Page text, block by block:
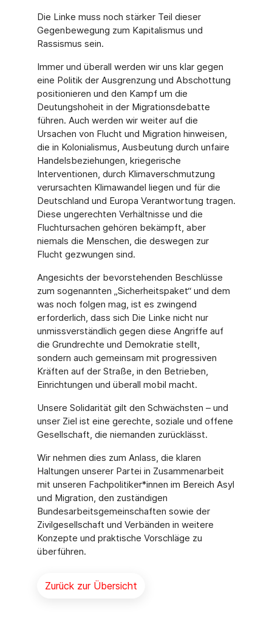
Die Linke muss noch stärker Teil dieser
Gegenbewegung zum Kapitalismus und
Rassismus sein.
Immer und überall werden wir uns klar gegen
eine Politik der Ausgrenzung und Abschottung
positionieren und den Kampf um die
Deutungshoheit in der Migrationsdebatte
führen. Auch werden wir weiter auf die
Ursachen von Flucht und Migration hinweisen,
die in Kolonialismus, Ausbeutung durch unfaire
Handelsbeziehungen, kriegerische
Interventionen, durch Klimaverschmutzung
verursachten Klimawandel liegen und für die
Deutschland und Europa Verantwortung tragen.
Diese ungerechten Verhältnisse und die
Fluchtursachen gehören bekämpft, aber
niemals die Menschen, die deswegen zur
Flucht gezwungen sind.
Angesichts der bevorstehenden Beschlüsse
zum sogenannten „Sicherheitspaket“ und dem
was noch folgen mag, ist es zwingend
erforderlich, dass sich Die Linke nicht nur
unmissverständlich gegen diese Angriffe auf
die Grundrechte und Demokratie stellt,
sondern auch gemeinsam mit progressiven
Kräften auf der Straße, in den Betrieben,
Einrichtungen und überall mobil macht.
Unsere Solidarität gilt den Schwächsten – und
unser Ziel ist eine gerechte, soziale und offene
Gesellschaft, die niemanden zurücklässt.
Wir nehmen dies zum Anlass, die klaren
Haltungen unserer Partei in Zusammenarbeit
mit unseren Fachpolitiker*innen im Bereich Asyl
und Migration, den zuständigen
Bundesarbeitsgemeinschaften sowie der
Zivilgesellschaft und Verbänden in weitere
Konzepte und praktische Vorschläge zu
überführen.
Zurück zur Übersicht